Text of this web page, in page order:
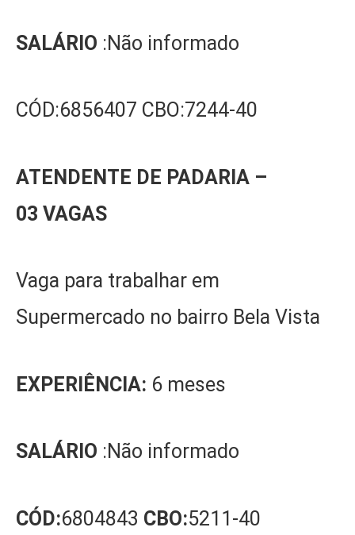
SALÁRIO :Não informado
CÓD:6856407 CBO:7244-40
ATENDENTE DE PADARIA –
03 VAGAS
Vaga para trabalhar em
Supermercado no bairro Bela Vista
EXPERIÊNCIA: 6 meses
SALÁRIO :Não informado
CÓD:6804843 CBO:5211-40